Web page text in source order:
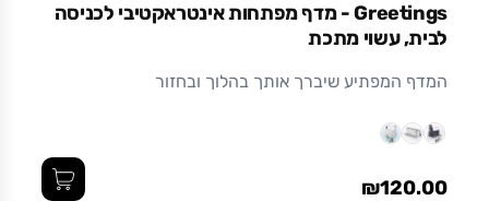
Greetings - מדף מפתחות אינטראקטיבי לכניסה
לבית, עשוי מתכת
המדף המפתיע שיברך אותך בהלוך ובחזור
₪120.00